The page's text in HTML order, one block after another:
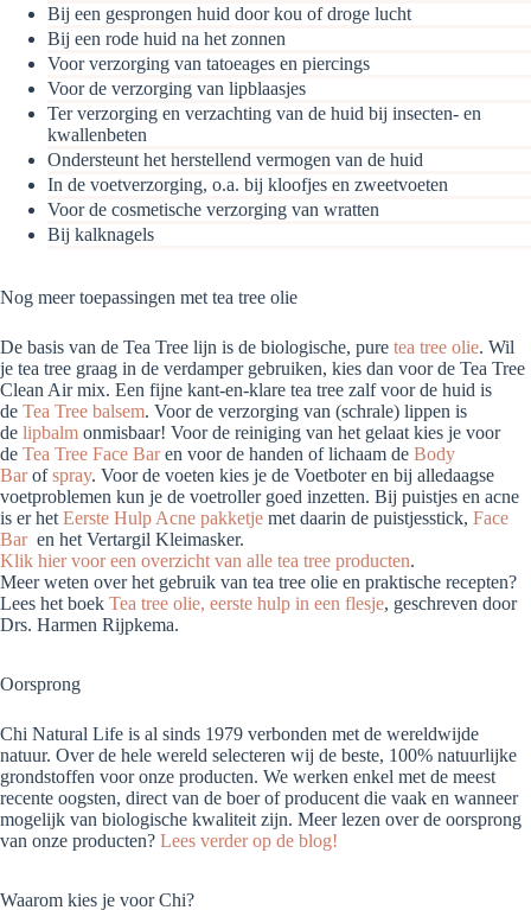
Bij een gesprongen huid door kou of droge lucht
Bij een rode huid na het zonnen
Voor verzorging van tatoeages en piercings
Voor de verzorging van lipblaasjes
Ter verzorging en verzachting van de huid bij insecten- en
kwallenbeten
Ondersteunt het herstellend vermogen van de huid
In de voetverzorging, o.a. bij kloofjes en zweetvoeten
Voor de cosmetische verzorging van wratten
Bij kalknagels
Nog meer toepassingen met tea tree olie
De basis van de Tea Tree lijn is de biologische, pure tea tree olie. Wil
je tea tree graag in de verdamper gebruiken, kies dan voor de Tea Tree
Clean Air mix. Een fijne kant-en-klare tea tree zalf voor de huid is
de Tea Tree balsem. Voor de verzorging van (schrale) lippen is
de lipbalm onmisbaar! Voor de reiniging van het gelaat kies je voor
de Tea Tree Face Baren voor de handen of lichaam de Body
Barofspray. Voor de voeten kies je de Voetboter en bij alledaagse
voetproblemen kun je de voetroller goed inzetten. Bij puistjes en acne
is er hetEerste Hulp Acne pakketje met daarin de puistjesstick, Face
Baren het Vertargil Kleimasker.
Klik hier voor een overzicht van alle tea tree producten.
Meer weten over het gebruik van tea tree olie en praktische recepten?
Lees het boek Tea tree olie, eerste hulp in een flesje, geschreven door
Drs. Harmen Rijpkema.
Oorsprong
Chi Natural Life is al sinds 1979 verbonden met de wereldwijde
natuur. Over de hele wereld selecteren wij de beste, 100% natuurlijke
grondstoffen voor onze producten. We werken enkel met de meest
recente oogsten, direct van de boer of producent die vaak en wanneer
mogelijk van biologische kwaliteit zijn. Meer lezen over de oorsprong
van onze producten? Lees verder op de blog!
Waarom kies je voor Chi?